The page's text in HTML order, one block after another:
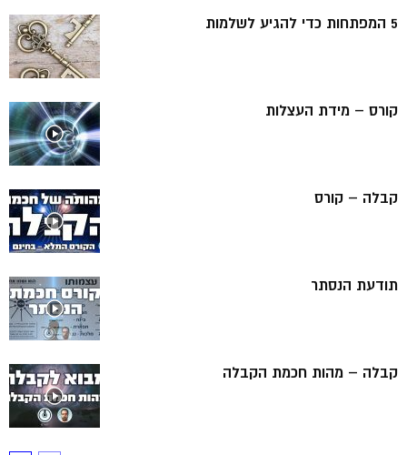
5 המפתחות כדי להגיע לשלמות
קורס – מידת העצלות
קבלה – קורס
תודעת הנסתר
קבלה – מהות חכמת הקבלה